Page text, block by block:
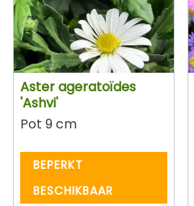
Aster ageratoïdes
'Ashvi'
Pot 9 cm
BEPERKT
BESCHIKBAAR